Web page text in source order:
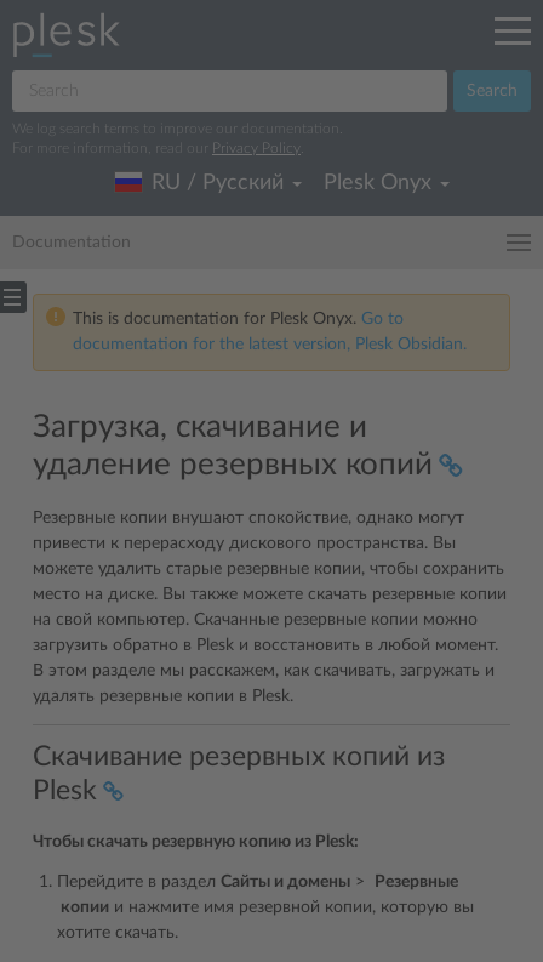
Search
We log search terms to improve our documentation.
For more information, read our
Privacy Policy
RU / Русский Plesk Onyx
Documentation
This is documentation for Plesk Onyx. Go to
documentation for the latest version, Plesk Obsidian.
Загрузка, скачивание и
удаление резервных копий
Резервные копии внушают спокойствие, однако могут
привести к перерасходу дискового пространства. Вы
можете удалить старые резервные копии, чтобы сохранить
место на диске. Вы также можете скачать резервные копии
на свой компьютер. Скачанные резервные копии можно
загрузить обратно в Plesk и восстановить в любой момент.
В этом разделе мы расскажем, как скачивать, загружать и
удалять резервные копии в Plesk.
Скачивание резервных копий из
Plesk
Чтобы скачать резервную копию из Plesk:
Перейдите в раздел Сайты и домены >
Резервные
копии и нажмите имя резервной копии, которую вы
хотите скачать.